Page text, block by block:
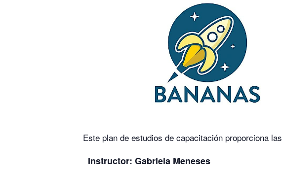
Este plan de estudios de capacitación proporciona
Instructor: Gabriela Meneses